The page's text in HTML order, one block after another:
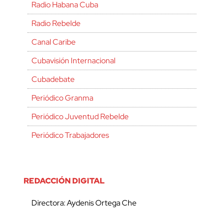
Radio Habana Cuba
Radio Rebelde
Canal Caribe
Cubavisión Internacional
Cubadebate
Periódico Granma
Periódico Juventud Rebelde
Periódico Trabajadores
REDACCIÓN DIGITAL
Directora: Aydenis Ortega Che